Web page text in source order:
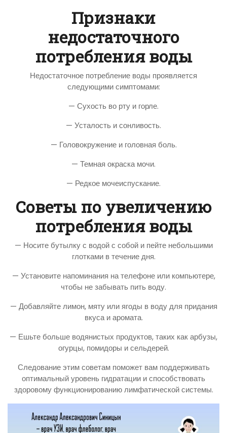
Признаки
недостаточного
потребления воды
Недостаточное потребление воды проявляется
следующими симптомами:
— Сухость во рту и горле.
— Усталость и сонливость.
— Головокружение и головная боль.
— Темная окраска мочи.
— Редкое мочеиспускание.
Советы по увеличению
потребления воды
— Носите бутылку с водой с собой и пейте небольшими
глотками в течение дня.
— Установите напоминания на телефоне или компьютере,
чтобы не забывать пить воду.
— Добавляйте лимон, мяту или ягоды в воду для придания
вкуса и аромата.
— Ешьте больше водянистых продуктов, таких как арбузы,
огурцы, помидоры и сельдерей.
Следование этим советам поможет вам поддерживать
оптимальный уровень гидратации и способствовать
здоровому функционированию лимфатической системы.